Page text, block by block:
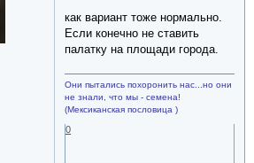
как вариант тоже нормально.
Если конечно не ставить
палатку на площади города.
Они пытались похоронить нас...но они
не знали, что мы - семена!
(Мексиканская пословица )
0